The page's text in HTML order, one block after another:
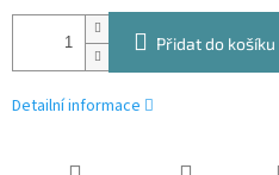
Přidat do košíku
Detailní informace